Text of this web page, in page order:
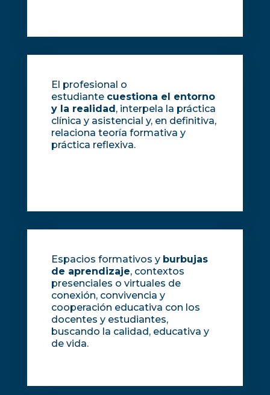
El profesional o
estudiante cuestiona el entorno
y la realidad, interpela la práctica
clínica y asistencial y, en definitiva,
relaciona teoría formativa y
práctica reflexiva.
Espacios formativos y burbujas
de aprendizaje, contextos
presenciales o virtuales de
conexión, convivencia y
cooperación educativa con los
docentes y estudiantes,
buscando la calidad, educativa y
de vida.